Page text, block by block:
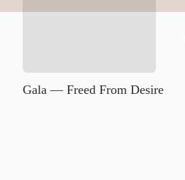
Gala — Freed From Desire